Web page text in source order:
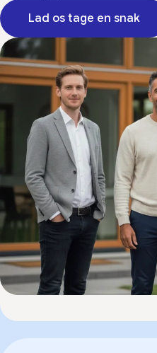
Lad os tage en snak